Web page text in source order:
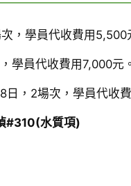
，學員代收費用5,500
學員代收費用7,000元。
，2場次，學員代收費
#310(水質項)